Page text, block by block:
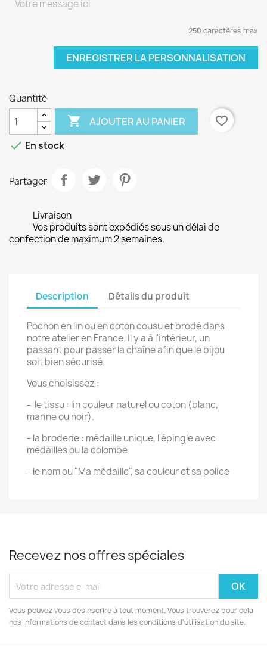
250 caractères max
ENREGISTRER LA PERSONNALISATION
Quantité
 AJOUTER AU PANIER
favorite_border
 En stock
Partager
Livraison
Vos produits sont expédiés sous un délai de
confection de maximum 2 semaines.
Description Détails du produit
Pochon en lin ou en coton cousu et brodé dans
notre atelier en France. Il y a à l'intérieur, un
passant pour passer la chaîne afin que le bijou
soit bien sécurisé.
Vous choisissez :
- le tissu : lin couleur naturel ou coton (blanc,
marine ou noir).
- la broderie : médaille unique, l'épingle avec
médailles ou la colombe
- le nom ou "Ma médaille", sa couleur et sa police
Recevez nos offres spéciales
Vous pouvez vous désinscrire à tout moment. Vous trouverez pour cela
nos informations de contact dans les conditions d'utilisation du site.